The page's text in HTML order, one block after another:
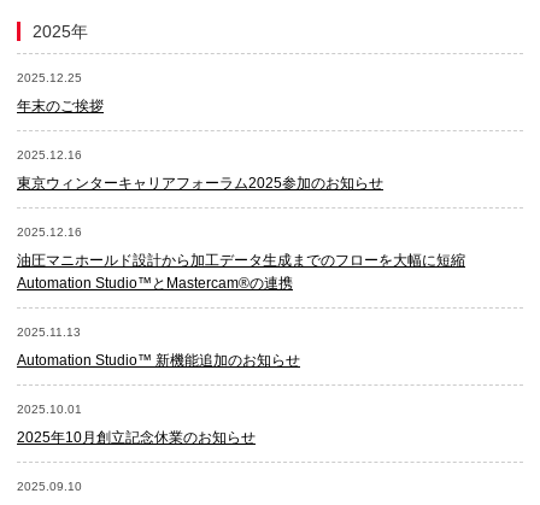
2025年
2025.12.25
年末のご挨拶
2025.12.16
東京ウィンターキャリアフォーラム2025参加のお知らせ
2025.12.16
油圧マニホールド設計から加工データ生成までのフローを大幅に短縮
Automation Studio™とMastercam®の連携
2025.11.13
Automation Studio™ 新機能追加のお知らせ
2025.10.01
2025年10月創立記念休業のお知らせ
2025.09.10